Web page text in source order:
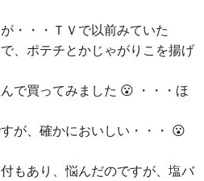
・・・ＴＶで以前みていた
、ポテチとかじゃがりこを揚げ
で買ってみました 😮 ・・・ほ
が、確かにおいしい・・・ 😮
もあり、悩んだのですが、塩バ